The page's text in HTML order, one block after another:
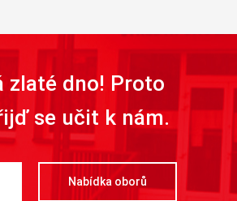
zlaté dno! Proto
se učit k nám.
Nabídka oborů